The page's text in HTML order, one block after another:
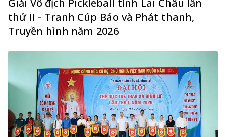
Giải Vô địch Pickleball tỉnh Lai Châu lần
thứ II - Tranh Cúp Báo và Phát thanh,
Truyền hình năm 2026